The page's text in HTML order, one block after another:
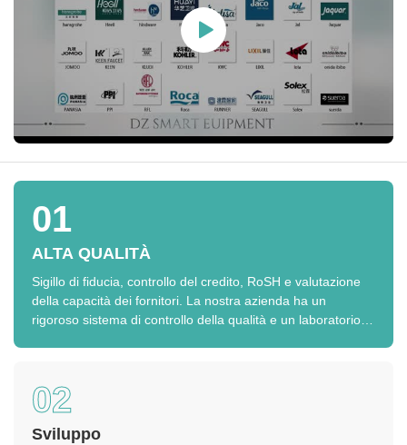
01
ALTA QUALITÀ
Sigillo di fiducia, controllo del credito, RoSH e valutazione
della capacità dei fornitori. La nostra azienda ha un
rigoroso sistema di controllo della qualità e un laboratorio di
02
Sviluppo